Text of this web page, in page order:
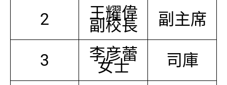
2 王耀偉
副校長 副主席
3 李彦蕾
女士 司庫